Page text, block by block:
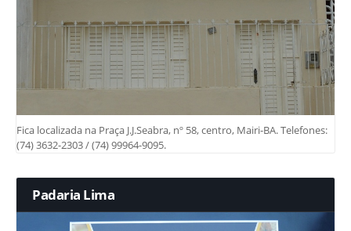
Fica localizada na Praça J.J.Seabra, nº 58, centro, Mairi-BA. Telefones:
(74) 3632-2303 / (74) 99964-9095.
Padaria Lima